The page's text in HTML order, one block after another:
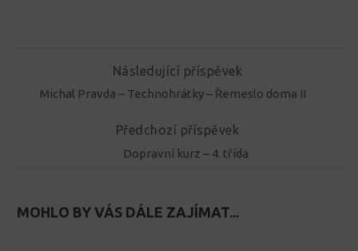
Následující příspěvek
Michal Pravda – Technohrátky – Řemeslo doma II
Předchozí příspěvek
Dopravní kurz – 4. třída
MOHLO BY VÁS DÁLE ZAJÍMAT...